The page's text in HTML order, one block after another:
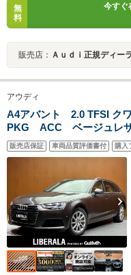
無
料
今すぐ
販売店： Ａｕｄｉ正規ディー
アウディ
A4アバント 2.0 TFSI ク
PKG ACC ベージュレ
カメラ 電動シート シー
ト 電動リアゲート 木
ーフティPKG ドライブ
販売店保証 車両品質評価書付 購入